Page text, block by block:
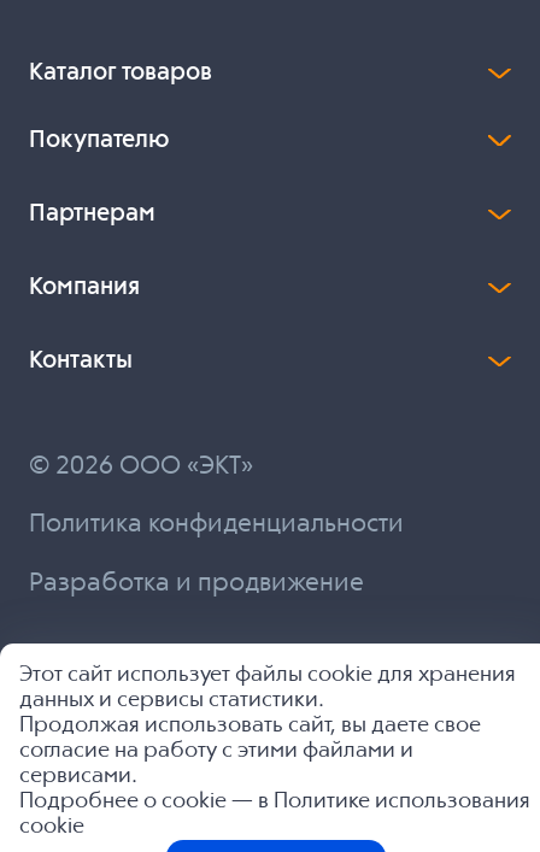
Каталог товаров
Покупателю
Партнерам
Компания
Контакты
© 2026 ООО «ЭКТ»
Политика конфиденциальности
Разработка и продвижение
Этот сайт использует файлы cookie для хранения
данных и сервисы статистики.
Продолжая использовать сайт, вы даете свое
согласие на работу с этими файлами и
сервисами.
Подробнее о cookie — в
Политике использования
cookie